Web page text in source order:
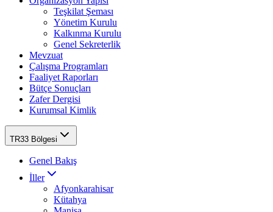
Teşkilat Şeması
Yönetim Kurulu
Kalkınma Kurulu
Genel Sekreterlik
Mevzuat
Çalışma Programları
Faaliyet Raporları
Bütçe Sonuçları
Zafer Dergisi
Kurumsal Kimlik
TR33 Bölgesi
Genel Bakış
İller
Afyonkarahisar
Kütahya